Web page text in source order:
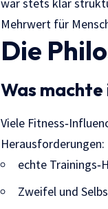
war stets klar
Mehrwert für
Die
Was machte
Viele
Herausforderungen:
echte
Zweifel und